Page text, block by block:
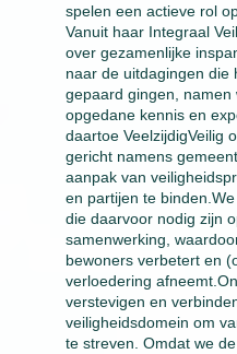
spelen een actieve rol
Vanuit haar Integraal
over gezamenlijke
naar de uitdagingen die
gepaard gingen,
opgedane kennis en
daartoe VeelzijdigVeilig
gericht namens
aanpak van
en partijen te
die daarvoor nodig zijn
samenwerking,
bewoners verbetert en
verloedering
verstevigen en
veiligheidsdomein om
te streven. Omdat we